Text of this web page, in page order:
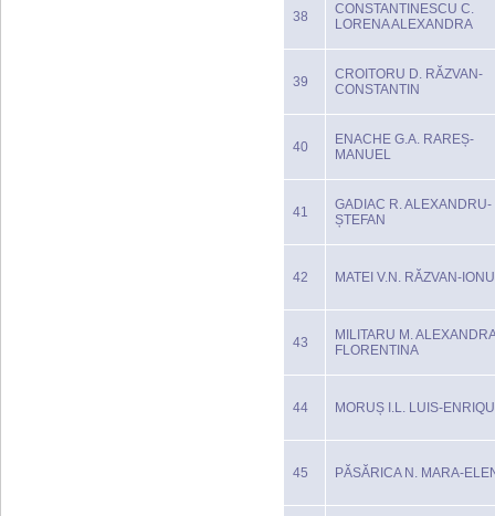
38
CONSTANTINESCU C.
LORENA ALEXANDRA
39
CROITORU D. RĂZVAN-
CONSTANTIN
40
ENACHE G.A. RAREȘ-
MANUEL
41
GADIAC R. ALEXANDRU-
ȘTEFAN
42 MATEI V.N. RĂZVAN-
43
MILITARU M.
FLORENTINA
44 MORUȘ I.L. LUIS-
45 PĂSĂRICA N. MARA-